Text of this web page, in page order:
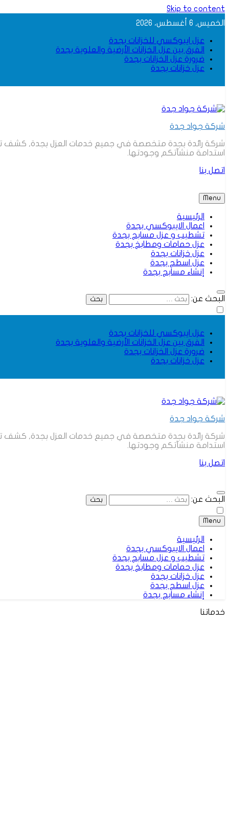
Skip to content
الخميس, 6 أغسطس، 2026
عزل ايبوكسي للخزانات بجدة
الفرق بين عزل الخزانات الأرضية والعلوية بجدة
ضرورة عزل الخزانات بجدة
عزل خزانات بجدة
شركة جواد جدة
شركة رائدة بجدة متخصصة في جميع خدمات العزل بجدة, كشف
استدامة منشآتكم وجودتها.
اتصل بنا
Menu
الرئيسية
اعمال الايبوكسي بجدة
تشطيب و عزل مسابح بجدة
عزل حمامات ومطابخ بجدة
عزل خزانات بجدة
عزل اسطح بجدة
إنشاء مسابح بجدة
البحث عن:
عزل ايبوكسي للخزانات بجدة
الفرق بين عزل الخزانات الأرضية والعلوية بجدة
ضرورة عزل الخزانات بجدة
عزل خزانات بجدة
شركة جواد جدة
شركة رائدة بجدة متخصصة في جميع خدمات العزل بجدة, كشف
استدامة منشآتكم وجودتها.
اتصل بنا
البحث عن:
Menu
الرئيسية
اعمال الايبوكسي بجدة
تشطيب و عزل مسابح بجدة
عزل حمامات ومطابخ بجدة
عزل خزانات بجدة
عزل اسطح بجدة
إنشاء مسابح بجدة
خدماتنا